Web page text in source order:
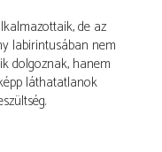
de az
labirintusában nem
dolgoznak, hanem
láthatatlanok